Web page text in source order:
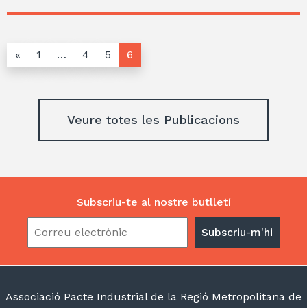
« 1 … 4 5 6
Veure totes les Publicacions
Subscriu-te al nostre butlletí
Associació Pacte Industrial de la Regió Metropolitana de